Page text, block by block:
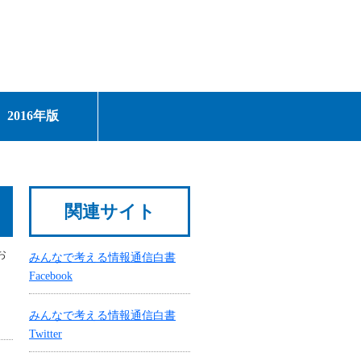
2016年版
関連サイト
みんなで考える情報通信白書
Facebook
みんなで考える情報通信白書
Twitter